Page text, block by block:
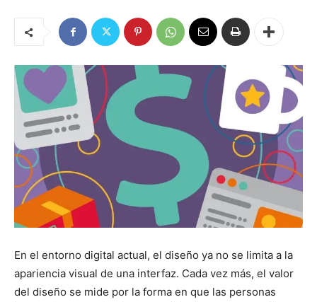
En el entorno digital actual, el diseño ya no se limita a la
apariencia visual de una interfaz. Cada vez más, el valor
del diseño se mide por la forma en que las personas